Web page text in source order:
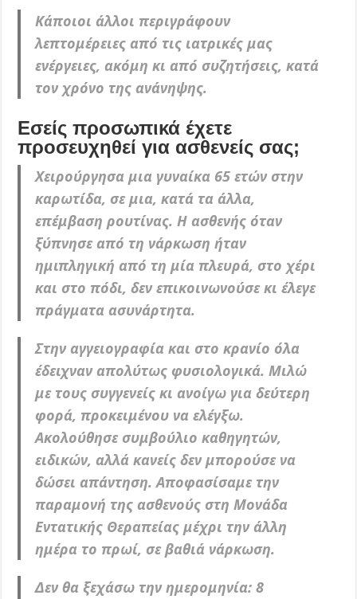
Κάποιοι άλλοι περιγράφουν
λεπτομέρειες από τις ιατρικές μας
ενέργειες, ακόμη κι από συζητήσεις, κατά
τον χρόνο της ανάνηψης.
Εσείς προσωπικά έχετε
προσευχηθεί για ασθενείς σας;
Χειρούργησα μια γυναίκα 65 ετών στην
καρωτίδα, σε μια, κατά τα άλλα,
επέμβαση ρουτίνας. Η ασθενής όταν
ξύπνησε από τη νάρκωση ήταν
ημιπληγική από τη μία πλευρά, στο χέρι
και στο πόδι, δεν επικοινωνούσε κι έλεγε
πράγματα ασυνάρτητα.
Στην αγγειογραφία και στο κρανίο όλα
έδειχναν απολύτως φυσιολογικά. Μιλώ
με τους συγγενείς κι ανοίγω για δεύτερη
φορά, προκειμένου να ελέγξω.
Ακολούθησε συμβούλιο καθηγητών,
ειδικών, αλλά κανείς δεν μπορούσε να
δώσει απάντηση. Αποφασίσαμε την
παραμονή της ασθενούς στη Μονάδα
Εντατικής Θεραπείας μέχρι την άλλη
ημέρα το πρωί, σε βαθιά νάρκωση.
Δεν θα ξεχάσω την ημερομηνία: 8